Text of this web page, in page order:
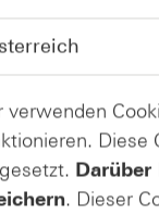
verwenden
Diese
. Dieser